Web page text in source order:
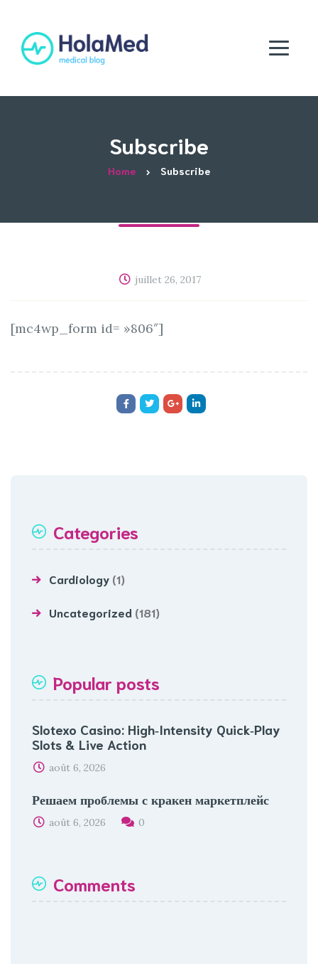
Subscribe
Home Subscribe
juillet 26, 2017
[mc4wp_form id= »806″]
Categories
Cardiology (1)
Uncategorized (181)
Popular posts
Slotexo Casino: High‑Intensity Quick‑Play
Slots & Live Action
août 6, 2026
Решаем проблемы с кракен маркетплейс
août 6, 2026 0
Comments